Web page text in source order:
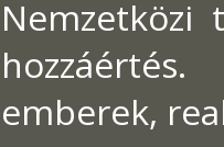
Nemzetközi
emberek,